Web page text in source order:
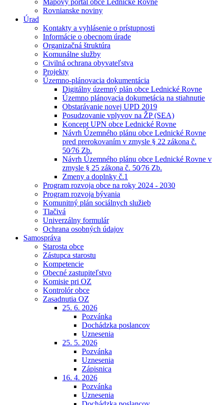
Mapový portál obce Lednické Rovne
Rovnianske noviny
Úrad
Kontakty a vyhlásenie o prístupnosti
Informácie o obecnom úrade
Organizačná štruktúra
Komunálne služby
Civilná ochrana obyvateľstva
Projekty
Územno-plánovacia dokumentácia
Digitálny územný plán obce Lednické Rovne
Územno plánovacia dokumetácia na stiahnutie
Obstarávanie novej UPD 2019
Posudzovanie vplyvov na ŽP (SEA)
Koncept UPN obce Lednické Rovne
Návrh Územného plánu obce Lednické Rovne
pred prerokovaním v zmysle § 22 zákona č.
50⁄76 Zb.
Návrh Územného plánu obce Lednické Rovne v
zmysle § 25 zákona č. 50⁄76 Zb.
Zmeny a doplnky č.1
Program rozvoja obce na roky 2024 - 2030
Program rozvoja bývania
Komunitný plán sociálnych služieb
Tlačivá
Univerzálny formulár
Ochrana osobných údajov
Samospráva
Starosta obce
Zástupca starostu
Kompetencie
Obecné zastupiteľstvo
Komisie pri OZ
Kontrolór obce
Zasadnutia OZ
25. 6. 2026
Pozvánka
Dochádzka poslancov
Uznesenia
25. 5. 2026
Pozvánka
Uznesenia
Zápisnica
16. 4. 2026
Pozvánka
Uznesenia